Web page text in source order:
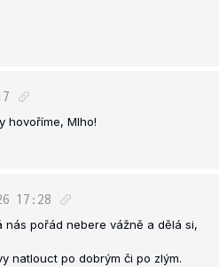
hovoříme, Mlho!
17:28
nás pořád nebere vážně a dělá si,
natlouct po dobrým či po zlým.